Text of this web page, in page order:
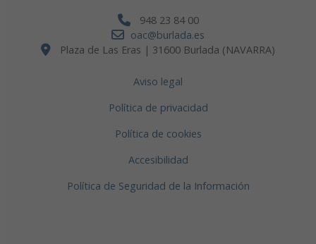
948 23 84 00
oac@burlada.es
Plaza de Las Eras | 31600 Burlada (NAVARRA)
Aviso legal
Política de privacidad
Política de cookies
Accesibilidad
Política de Seguridad de la Información